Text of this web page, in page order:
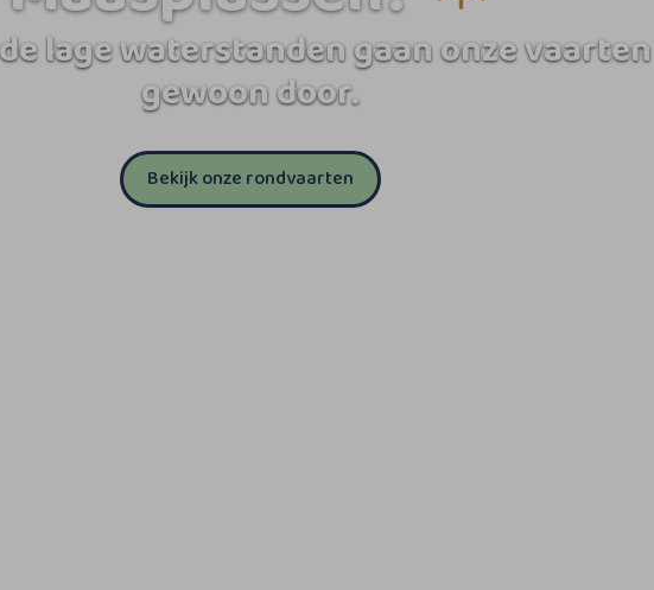
lage waterstanden gaan onze vaarten
gewoon door.
Bekijk onze rondvaarten